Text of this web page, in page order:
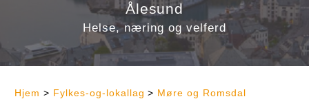
Ålesund
Helse, næring og velferd
Hjem > Fylkes-og-lokallag > Møre og Romsdal